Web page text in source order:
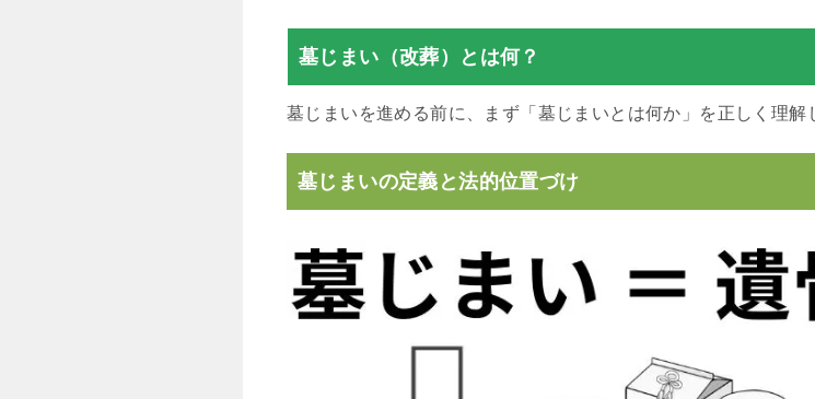
墓じまい（改葬）とは何？
墓じまいを進める前に、まず「墓じまいとは何か」を正しく理解
墓じまいの定義と法的位置づけ